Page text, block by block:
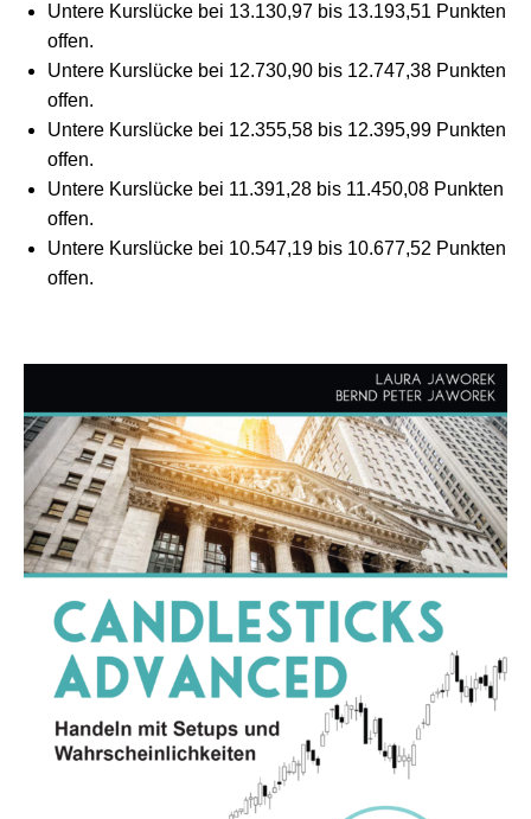
Untere Kurslücke bei 13.130,97 bis 13.193,51 Punkten
offen.
Untere Kurslücke bei 12.730,90 bis 12.747,38 Punkten
offen.
Untere Kurslücke bei 12.355,58 bis 12.395,99 Punkten
offen.
Untere Kurslücke bei 11.391,28 bis 11.450,08 Punkten
offen.
Untere Kurslücke bei 10.547,19 bis 10.677,52 Punkten
offen.